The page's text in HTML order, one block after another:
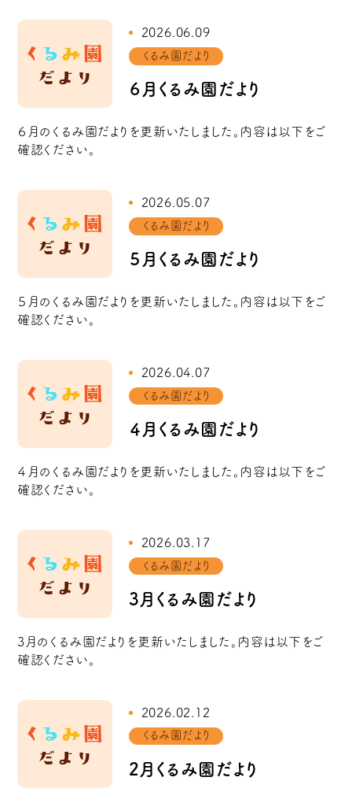
2026.06.09
くるみ園だより
６月くるみ園だより
６月のくるみ園だよりを更新いたしました。内容は以下をご
確認ください。
2026.05.07
くるみ園だより
５月くるみ園だより
５月のくるみ園だよりを更新いたしました。内容は以下をご
確認ください。
2026.04.07
くるみ園だより
４月くるみ園だより
４月のくるみ園だよりを更新いたしました。内容は以下をご
確認ください。
2026.03.17
くるみ園だより
3月くるみ園だより
3月のくるみ園だよりを更新いたしました。内容は以下をご
確認ください。
2026.02.12
くるみ園だより
2月くるみ園だより